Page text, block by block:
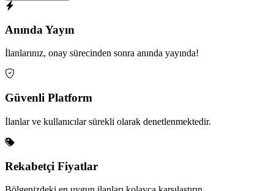
Anında Yayın
İlanlarınız, onay sürecinden sonra anında yayında!
Güvenli Platform
İlanlar ve kullanıcılar sürekli olarak denetlenmektedir.
Rekabetçi Fiyatlar